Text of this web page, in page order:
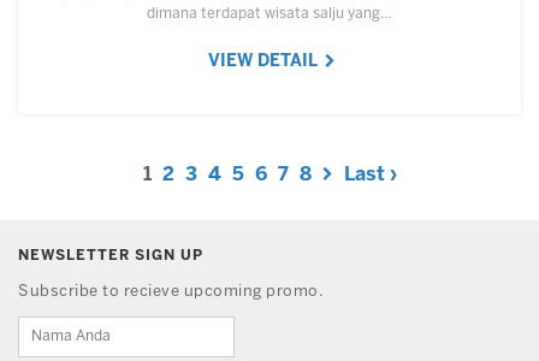
dimana terdapat wisata salju yang…
VIEW DETAIL
1 2 3 4 5 6 7 8 Last ›
NEWSLETTER SIGN UP
Subscribe to recieve upcoming promo.